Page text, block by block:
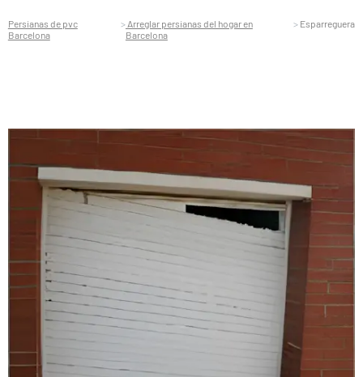
Persianas de pvc
Barcelona
Arreglar persianas del hogar en
Barcelona
Esparreguera